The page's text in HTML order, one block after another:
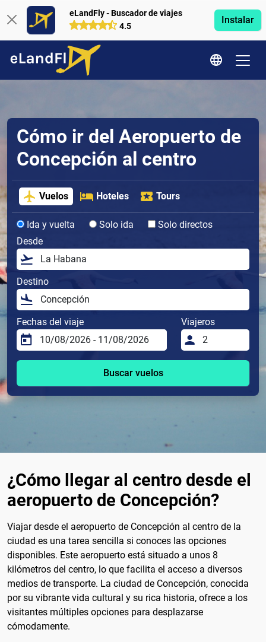
eLandFly - Buscador de viajes
4.5
Instalar
Cómo ir del Aeropuerto de
Concepción al centro
Vuelos Hoteles Tours
Ida y vuelta Solo ida
Solo directos
Desde
Destino
Fechas del viaje Viajeros
Buscar vuelos
¿Cómo llegar al centro desde el
aeropuerto de Concepción?
Viajar desde el aeropuerto de Concepción al centro de la
ciudad es una tarea sencilla si conoces las opciones
disponibles. Este aeropuerto está situado a unos 8
kilómetros del centro, lo que facilita el acceso a diversos
medios de transporte. La ciudad de Concepción, conocida
por su vibrante vida cultural y su rica historia, ofrece a los
visitantes múltiples opciones para desplazarse
cómodamente.